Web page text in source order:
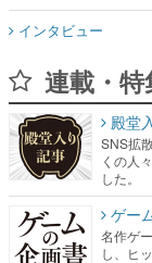
インタビュー
連載・
殿堂
SNS拡
くの人
した。
ゲー
名作ゲ
し、ヒ